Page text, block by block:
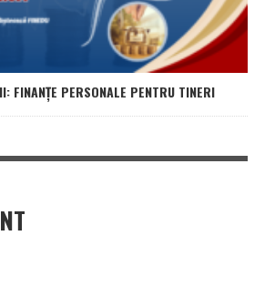
FINANȚE PERSONALE PENTRU TINERI